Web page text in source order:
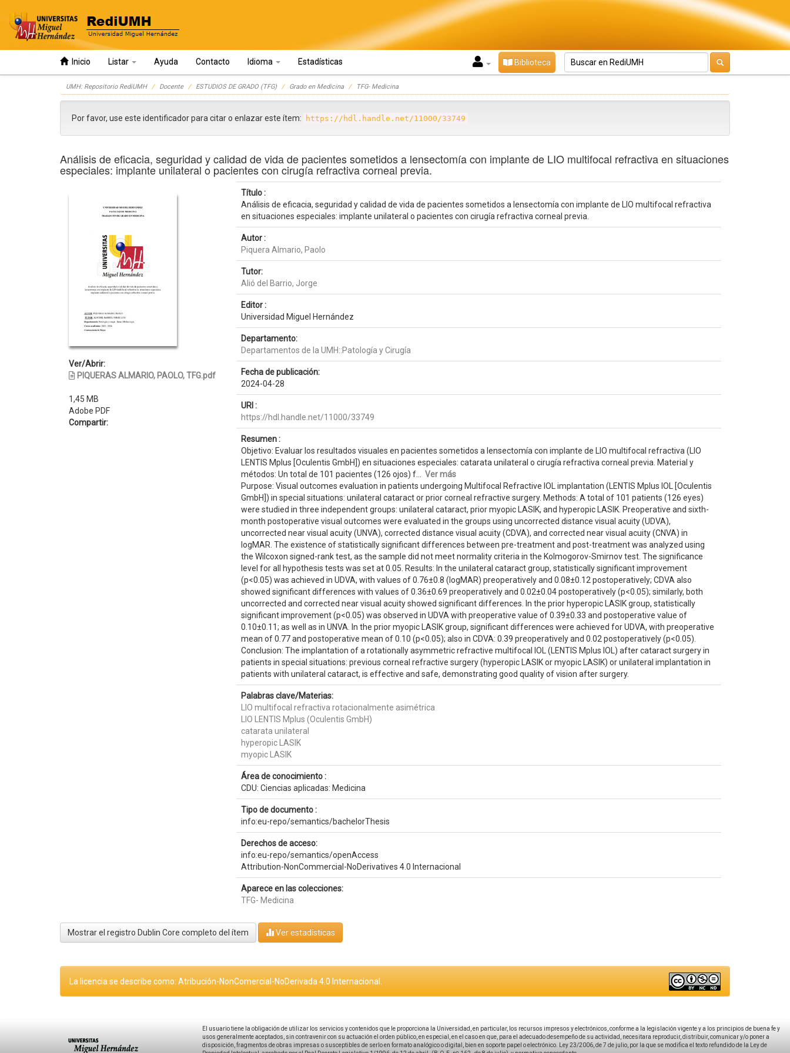
Inicio Listar Ayuda Contacto Idioma Estadísticas Biblioteca
UMH: Repositorio RediUMH Docente ESTUDIOS DE GRADO (TFG) Grado en Medicina TFG- Medicina
Por favor, use este identificador para citar o enlazar este ítem: https://hdl.handle.net/11000/33749
Análisis de eficacia, seguridad y calidad de vida de pacientes sometidos a lensectomía con implante de LIO multifocal refractiva en situaciones
especiales: implante unilateral o pacientes con cirugía refractiva corneal previa.
Ver/Abrir:
PIQUERAS ALMARIO, PAOLO, TFG.pdf
1,45 MB
Adobe PDF
Compartir:
Título :
Análisis de eficacia, seguridad y calidad de vida de pacientes sometidos a lensectomía con implante de LIO multifocal refractiva
en situaciones especiales: implante unilateral o pacientes con cirugía refractiva corneal previa.
Autor :
Piquera Almario, Paolo
Tutor:
Alió del Barrio, Jorge
Editor :
Universidad Miguel Hernández
Departamento:
Departamentos de la UMH::Patología y Cirugía
Fecha de publicación:
2024-04-28
URI :
https://hdl.handle.net/11000/33749
Resumen :
Objetivo: Evaluar los resultados visuales en pacientes sometidos a lensectomía con implante de LIO multifocal refractiva (LIO
LENTIS Mplus [Oculentis GmbH]) en situaciones especiales: catarata unilateral o cirugía refractiva corneal previa. Material y
métodos: Un total de 101 pacientes (126 ojos) f... Ver más
Purpose: Visual outcomes evaluation in patients undergoing Multifocal Refractive IOL implantation (LENTIS Mplus IOL [Oculentis
GmbH]) in special situations: unilateral cataract or prior corneal refractive surgery. Methods: A total of 101 patients (126 eyes)
were studied in three independent groups: unilateral cataract, prior myopic LASIK, and hyperopic LASIK. Preoperative and sixth-
month postoperative visual outcomes were evaluated in the groups using uncorrected distance visual acuity (UDVA),
uncorrected near visual acuity (UNVA), corrected distance visual acuity (CDVA), and corrected near visual acuity (CNVA) in
logMAR. The existence of statistically significant differences between pre-treatment and post-treatment was analyzed using
the Wilcoxon signed-rank test, as the sample did not meet normality criteria in the Kolmogorov-Smirnov test. The significance
level for all hypothesis tests was set at 0.05. Results: In the unilateral cataract group, statistically significant improvement
(p<0.05) was achieved in UDVA, with values of 0.76±0.8 (logMAR) preoperatively and 0.08±0.12 postoperatively; CDVA also
showed significant differences with values of 0.36±0.69 preoperatively and 0.02±0.04 postoperatively (p<0.05); similarly, both
uncorrected and corrected near visual acuity showed significant differences. In the prior hyperopic LASIK group, statistically
significant improvement (p<0.05) was observed in UDVA with preoperative value of 0.39±0.33 and postoperative value of
0.10±0.11; as well as in UNVA. In the prior myopic LASIK group, significant differences were achieved for UDVA, with preoperative
mean of 0.77 and postoperative mean of 0.10 (p<0.05); also in CDVA: 0.39 preoperatively and 0.02 postoperatively (p<0.05).
Conclusion: The implantation of a rotationally asymmetric refractive multifocal IOL (LENTIS Mplus IOL) after cataract surgery in
patients in special situations: previous corneal refractive surgery (hyperopic LASIK or myopic LASIK) or unilateral implantation in
patients with unilateral cataract, is effective and safe, demonstrating good quality of vision after surgery.
Palabras clave/Materias:
LIO multifocal refractiva rotacionalmente asimétrica
LIO LENTIS Mplus (Oculentis GmbH)
catarata unilateral
hyperopic LASIK
myopic LASIK
Área de conocimiento :
CDU: Ciencias aplicadas: Medicina
Tipo de documento :
info:eu-repo/semantics/bachelorThesis
Derechos de acceso:
info:eu-repo/semantics/openAccess
Attribution-NonCommercial-NoDerivatives 4.0 Internacional
Aparece en las colecciones:
TFG- Medicina
Mostrar el registro Dublin Core completo del ítem Ver estadísticas
La licencia se describe como: Atribución-NonComercial-NoDerivada 4.0 Internacional.
El usuario tiene la obligación de utilizar los servicios y contenidos que le proporciona la Universidad, en particular, los recursos impresos y electrónicos, conforme a la legislación vigente y a los principios de buena fe y
usos generalmente aceptados, sin contravenir con su actuación el orden público, en especial, en el caso en que, para el adecuado desempeño de su actividad, necesitara reproducir, distribuir, comunicar y/o poner a
disposición, fragmentos de obras impresas o susceptibles de serlo en formato analógico o digital, bien en soporte papel o electrónico. Ley 23/2006, de 7 de julio, por la que se modifica el texto refundido de la Ley de